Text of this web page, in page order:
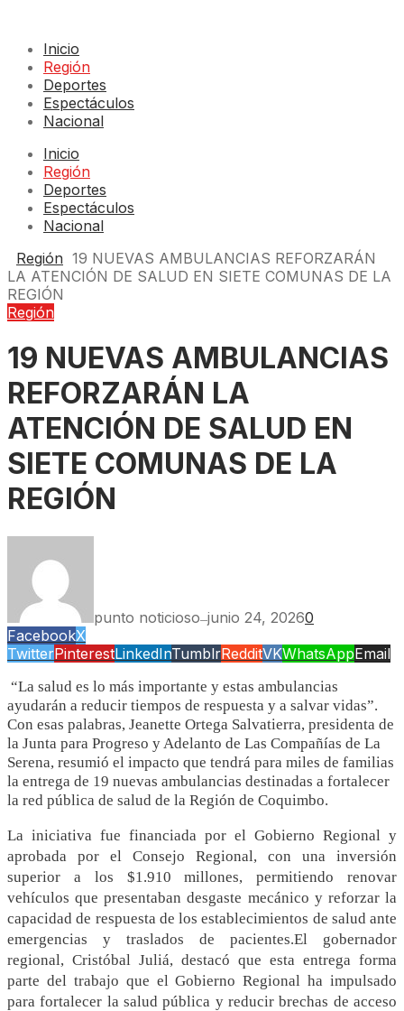
Inicio
Región
Deportes
Espectáculos
Nacional
Inicio
Región
Deportes
Espectáculos
Nacional
Región 19 NUEVAS AMBULANCIAS REFORZARÁN
LA ATENCIÓN DE SALUD EN SIETE COMUNAS DE LA
REGIÓN
Región
19 NUEVAS AMBULANCIAS
REFORZARÁN LA
ATENCIÓN DE SALUD EN
SIETE COMUNAS DE LA
REGIÓN
punto noticioso—junio 24, 20260
FacebookX
TwitterPinterestLinkedInTumblrRedditVKWhatsAppEmail
“La salud es lo más importante y estas ambulancias
ayudarán a reducir tiempos de respuesta y a salvar vidas”.
Con esas palabras, Jeanette Ortega Salvatierra, presidenta de
la Junta para Progreso y Adelanto de Las Compañías de La
Serena, resumió el impacto que tendrá para miles de familias
la entrega de 19 nuevas ambulancias destinadas a fortalecer
la red pública de salud de la Región de Coquimbo.
La iniciativa fue financiada por el Gobierno Regional y
aprobada por el Consejo Regional, con una inversión
superior a los $1.910 millones, permitiendo renovar
vehículos que presentaban desgaste mecánico y reforzar la
capacidad de respuesta de los establecimientos de salud ante
emergencias y traslados de pacientes.El gobernador
regional, Cristóbal Juliá, destacó que esta entrega forma
parte del trabajo que el Gobierno Regional ha impulsado
para fortalecer la salud pública y reducir brechas de acceso